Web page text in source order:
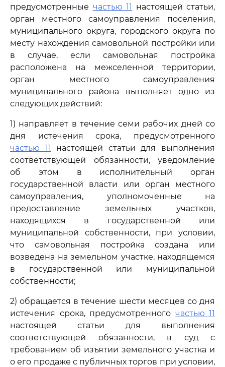
предусмотренные частью 11 настоящей статьи,
орган местного самоуправления поселения,
муниципального округа, городского округа по
месту нахождения самовольной постройки или
в случае, если самовольная постройка
расположена на межселенной территории,
орган местного самоуправления
муниципального района выполняет одно из
следующих действий:
1) направляет в течение семи рабочих дней со
дня истечения срока, предусмотренного
частью 11 настоящей статьи для выполнения
соответствующей обязанности, уведомление
об этом в исполнительный орган
государственной власти или орган местного
самоуправления, уполномоченные на
предоставление земельных участков,
находящихся в государственной или
муниципальной собственности, при условии,
что самовольная постройка создана или
возведена на земельном участке, находящемся
в государственной или муниципальной
собственности;
2) обращается в течение шести месяцев со дня
истечения срока, предусмотренного частью 11
настоящей статьи для выполнения
соответствующей обязанности, в суд с
требованием об изъятии земельного участка и
о его продаже с публичных торгов при условии,